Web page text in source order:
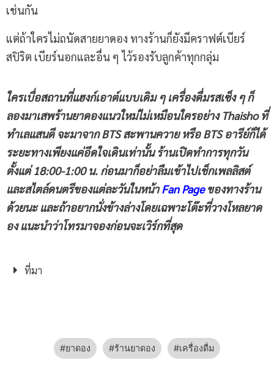
เช่นกัน
แต่ถ้าใครไม่ถนัดสายยาดอง ทางร้านก็ยังมีคราฟต์เบียร์
สปิริต เบียร์นอกและอื่น ๆ ไว้รองรับลูกค้าทุกกลุ่ม
ใครเบื่อสถานที่แฮงก์เอาต์แบบเดิม ๆ เครื่องดื่มรสเซ็ง ๆ ก็
ลองมาเสพร้านยาดองแนวใหม่ไม่เหมือนใครอย่าง Thaisho ที่
ทำเลแสนดี จะมาจาก BTS สะพานควาย หรือ BTS อารีย์ก็ได้
ระยะทางเพียงแค่อึดใจเดินเท่านั้น ร้านเปิดทำการทุกวัน
ตั้งแต่ 18:00-1:00 น. ก่อนมาก็อย่าลืมเข้าไปเช็กเพลลิสต์
และสไตล์ดนตรีของแต่ละวันในหน้าFan Pageของทางร้าน
ด้วยนะ และถ้าอยากนั่งข้างล่างโดยเฉพาะโต๊ะที่วางโหลยาด
อง แนะนำว่าโทรมาจองก่อนจะเวิร์กที่สุด
ที่มา
ยาดอง ร้านยาดอง เครื่องดื่ม